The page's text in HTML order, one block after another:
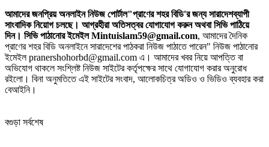
আমাদের জনপ্রিয় অনলাইন নিউজ পোর্টাল"প্রাণের শহর বিডি'র জন্য সারাদেশব্যাপী
সাংবাদিক নিয়োগ চলছে। আগ্রহীরা অতিসত্বর যোগাযোগ করুন অথবা সিভি পাঠিয়ে
দিন। সিভি পাঠানোর ইমেইল Mintuislam59@gmail.com, আমাদের দৈনিক
প্রাণের শহর বিডি অনলাইনে সারাদেশের পাঠকরা নিউজ পাঠাতে পারেন" নিউজ পাঠানোর
ইমেইল pranershohorbd@gmail.com এ। আমাদের খবর নিয়ে আপত্তি বা
অভিযোগ থাকলে সংশ্লিষ্ট নিউজ সাইটের কর্তৃপক্ষের সাথে যোগাযোগ করার অনুরোধ
রইলো। বিনা অনুমতিতে এই সাইটের সংবাদ, আলোকচিত্র অডিও ও ভিডিও ব্যবহার করা
বেআইনি।
বগুড়া সর্বশেষ